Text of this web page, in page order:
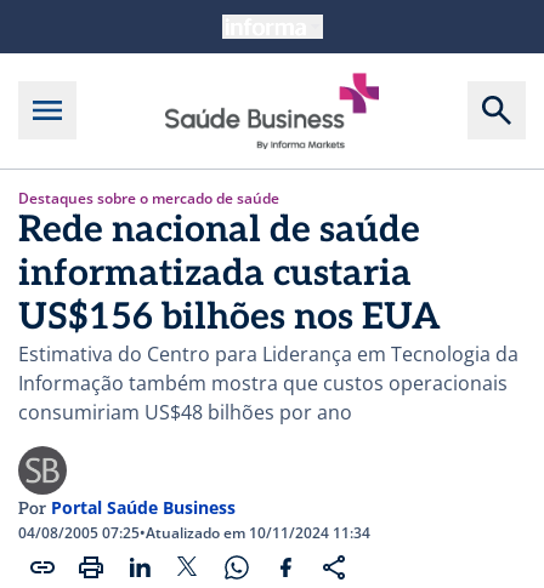
Destaques sobre o mercado de saúde
Rede nacional de saúde
informatizada custaria
US$156 bilhões nos EUA
Estimativa do Centro para Liderança em Tecnologia da
Informação também mostra que custos operacionais
consumiriam US$48 bilhões por ano
Por Portal Saúde Business
04/08/2005 07:25•Atualizado em 10/11/2024 11:34